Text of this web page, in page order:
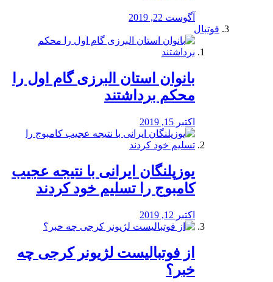
آگوست 22, 2019
فوتبال
بانوان استان البرزی گام اول را
محكم برداشتند
اکتبر 15, 2019
یوزپلنگان ایرانی با نتیجه عجیب
کامبوج را تسلیم خود کردند
اکتبر 12, 2019
از فوتبالیست لژیونر کرجی چه
خبر؟